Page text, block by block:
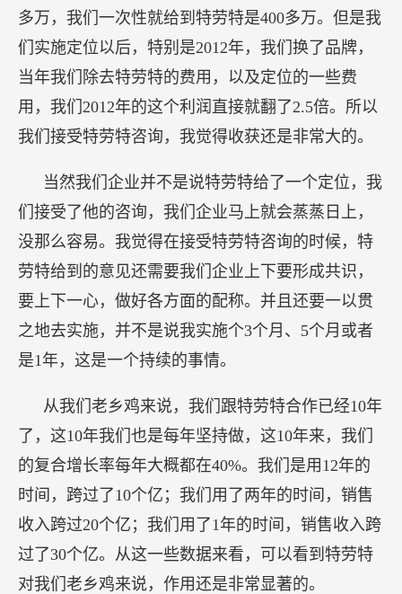
多万，我们一次性就给到特劳特是400多万。但是我
们实施定位以后，特别是2012年，我们换了品牌，
当年我们除去特劳特的费用，以及定位的一些费
用，我们2012年的这个利润直接就翻了2.5倍。所以
我们接受特劳特咨询，我觉得收获还是非常大的。
当然我们企业并不是说特劳特给了一个定位，我
们接受了他的咨询，我们企业马上就会蒸蒸日上，
没那么容易。我觉得在接受特劳特咨询的时候，特
劳特给到的意见还需要我们企业上下要形成共识，
要上下一心，做好各方面的配称。并且还要一以贯
之地去实施，并不是说我实施个3个月、5个月或者
是1年，这是一个持续的事情。
从我们老乡鸡来说，我们跟特劳特合作已经10年
了，这10年我们也是每年坚持做，这10年来，我们
的复合增长率每年大概都在40%。我们是用12年的
时间，跨过了10个亿；我们用了两年的时间，销售
收入跨过20个亿；我们用了1年的时间，销售收入跨
过了30个亿。从这一些数据来看，可以看到特劳特
对我们老乡鸡来说，作用还是非常显著的。